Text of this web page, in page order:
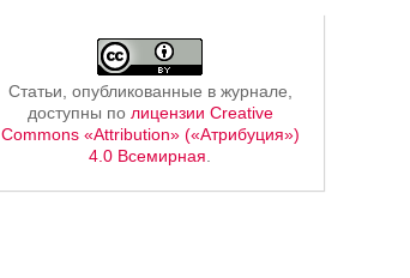
Статьи, опубликованные в журнале,
доступны по лицензии Creative
Commons «Attribution» («Атрибуция»)
4.0 Всемирная.